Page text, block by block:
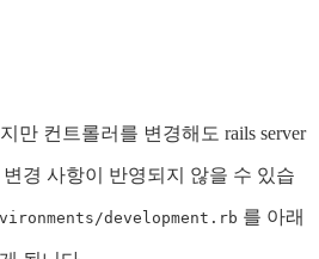
만 컨트롤러를 변경해도 rails server
경 사항이 반영되지 않을 수 있습
development.rb 를 아래